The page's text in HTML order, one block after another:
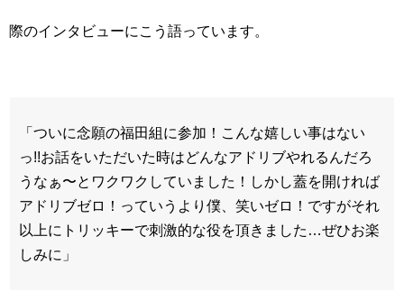
際のインタビューにこう語っています。
「ついに念願の福田組に参加！こんな嬉しい事はない
っ!!お話をいただいた時はどんなアドリブやれるんだろ
うなぁ〜とワクワクしていました！しかし蓋を開ければ
アドリブゼロ！っていうより僕、笑いゼロ！ですがそれ
以上にトリッキーで刺激的な役を頂きました…ぜひお楽
しみに」